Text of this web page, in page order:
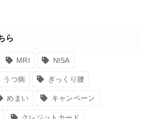
ら
MRI NISA
うつ病 ぎっくり腰
めまい キャンペーン
クレジットカード